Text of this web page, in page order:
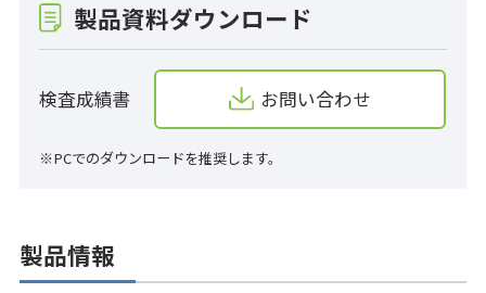
製品資料ダウンロード
検査成績書 お問い合わせ
※PCでのダウンロードを推奨します。
製品情報